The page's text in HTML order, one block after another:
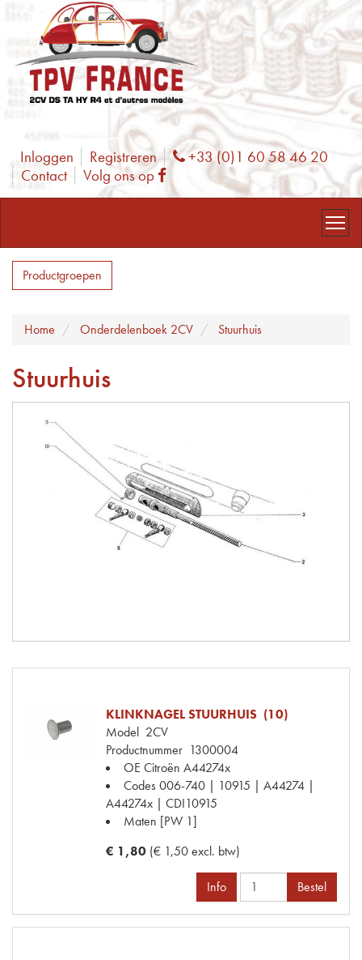
Inloggen Registreren Phone
+33 (0)1 60 58 46 20
Contact
Volg ons op Facebook
Productgroepen
Home Onderdelenboek 2CV Stuurhuis
Stuurhuis
KLINKNAGEL STUURHUIS (10)
Model 2CV
Productnummer 1300004
OE Citroën A44274x
Codes006-740 | 10915 | A44274 |
A44274x | CDI10915
Maten [PW 1]
€ 1,80 (€ 1,50 excl. btw)
Info Bestel